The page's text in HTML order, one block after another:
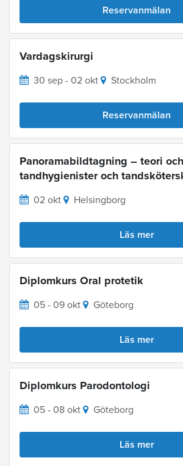
Reservanmälan
Vardagskirurgi
30 sep - 02 okt Stockholm
Reservanmälan
Panoramabildtagning – teori
tandhygienister och
02 okt Helsingborg
Läs mer
Diplomkurs Oral protetik
05 - 09 okt Göteborg
Läs mer
Diplomkurs Parodontologi
05 - 08 okt Göteborg
Läs mer